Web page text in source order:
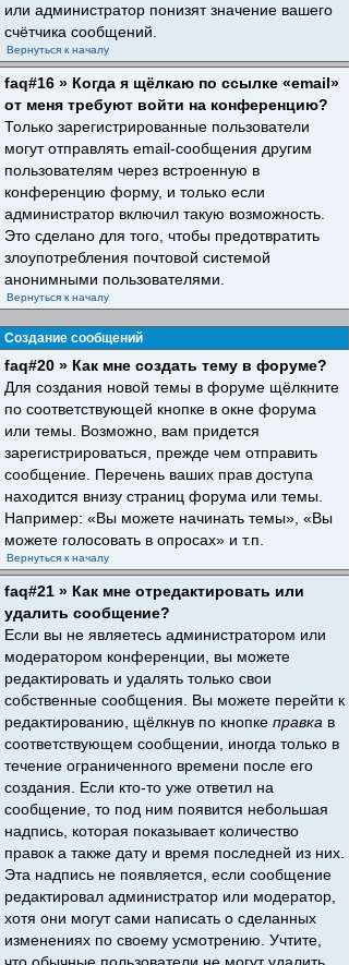
или администратор понизят значение вашего
счётчика сообщений.
Вернуться к началу
faq#16 » Когда я щёлкаю по ссылке «email»
от меня требуют войти на конференцию?
Только зарегистрированные пользователи
могут отправлять email-сообщения другим
пользователям через встроенную в
конференцию форму, и только если
администратор включил такую возможность.
Это сделано для того, чтобы предотвратить
злоупотребления почтовой системой
анонимными пользователями.
Вернуться к началу
Создание сообщений
faq#20 » Как мне создать тему в форуме?
Для создания новой темы в форуме щёлкните
по соответствующей кнопке в окне форума
или темы. Возможно, вам придется
зарегистрироваться, прежде чем отправить
сообщение. Перечень ваших прав доступа
находится внизу страниц форума или темы.
Например: «Вы можете начинать темы», «Вы
можете голосовать в опросах» и т.п.
Вернуться к началу
faq#21 » Как мне отредактировать или
удалить сообщение?
Если вы не являетесь администратором или
модератором конференции, вы можете
редактировать и удалять только свои
собственные сообщения. Вы можете перейти к
редактированию, щёлкнув по кнопке правка в
соответствующем сообщении, иногда только в
течение ограниченного времени после его
создания. Если кто-то уже ответил на
сообщение, то под ним появится небольшая
надпись, которая показывает количество
правок а также дату и время последней из них.
Эта надпись не появляется, если сообщение
редактировал администратор или модератор,
хотя они могут сами написать о сделанных
изменениях по своему усмотрению. Учтите,